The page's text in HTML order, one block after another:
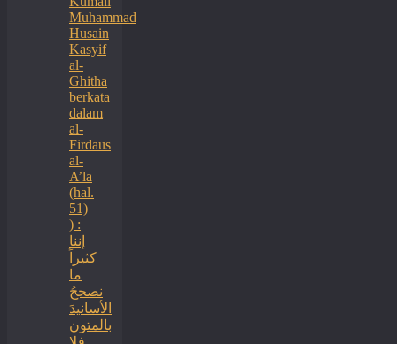
Muhammad
Husain
Kasyif
al-
Ghitha
berkata
dalam
al-
Firdaus
al-
A’la
(hal.
51)
) :
إننا
كثيراً
ما
نصححُ
الأسانيدَ
بالمتون